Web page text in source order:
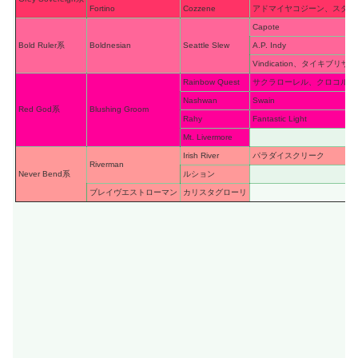
Fortino
Cozzene アドマイヤコジーン、スタ
Bold Ruler系 Boldnesian Seattle Slew
Capote
A.P. Indy
Vindication、タイキブリザ
Red God系 Blushing Groom
Rainbow Quest サクラローレル、クロコルー
Nashwan Swain
Rahy Fantastic Light
Mt. Livermore
Never Bend系
Riverman
Irish River パラダイスクリーク
ルション
ブレイヴエストローマン カリスタグローリ